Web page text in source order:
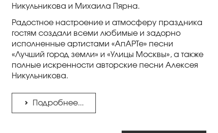
Никульникова и Михаила Пярна.
Радостное настроение и атмосферу праздника
гостям создали всеми любимые и задорно
исполненные артистами «АпАРТе» песни
«Лучший город земли» и «Улицы Москвы», а также
полные искренности авторские песни Алексея
Никульникова.
Подробнее...